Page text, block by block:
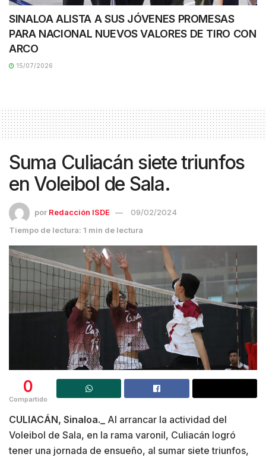
SINALOA ALISTA A SUS JÓVENES PROMESAS
PARA NACIONAL NUEVOS VALORES DE TIRO CON
ARCO
15/07/2026
Suma Culiacán siete triunfos
en Voleibol de Sala.
por Redacción ISDE
09/02/2024
Tiempo de lectura: 1 min de lectura
0
Compartido
CULIACÁN, Sinaloa._
Al arrancar la actividad del
Voleibol de Sala, en la rama varonil, Culiacán logró
tener una jornada de ensueño, al sumar siete triunfos,